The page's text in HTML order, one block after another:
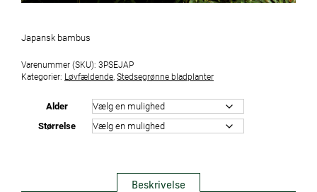
Japansk bambus
Varenummer (SKU): 3PSEJAP
Kategorier: Løvfældende Stedsegrønne bladplanter
Alder
Størrelse
Beskrivelse